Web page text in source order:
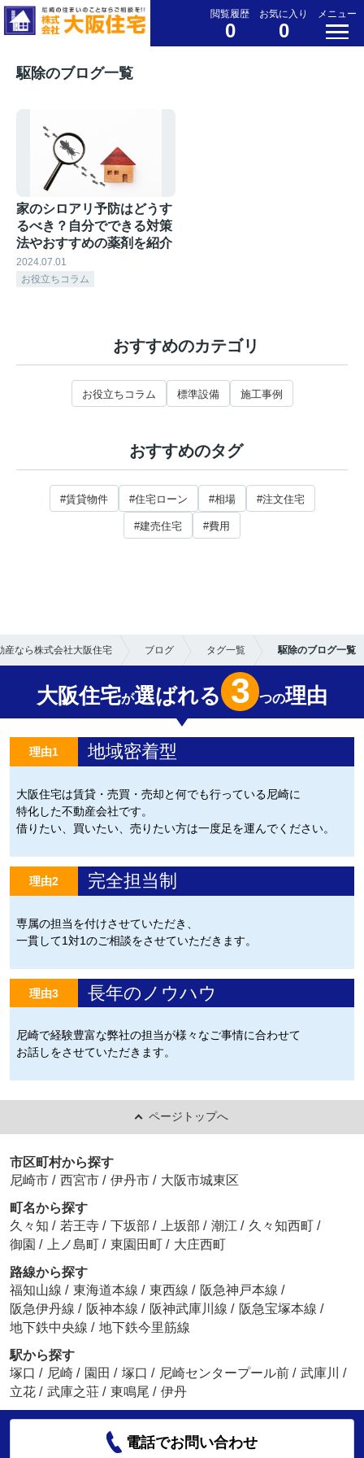
閲覧履歴
0
お気に入り
0
メニュー
駆除のブログ一覧
家のシロアリ予防はどうす
るべき？自分でできる対策
法やおすすめの薬剤を紹介
2024.07.01
お役立ちコラム
おすすめのカテゴリ
お役立ちコラム 標準設備 施工事例
おすすめのタグ
#賃貸物件 #住宅ローン #相場 #注文住宅
#建売住宅 #費用
産なら株式会社大阪住宅 ブログ タグ一覧 駆除のブログ一覧
大阪住宅が選ばれる 3 つの理由
理由1 地域密着型
大阪住宅は賃貸・売買・売却と何でも行っている尼崎に
特化した不動産会社です。
借りたい、買いたい、売りたい方は一度足を運んでください。
理由2 完全担当制
専属の担当を付けさせていただき、
一貫して1対1のご相談をさせていただきます。
理由3 長年のノウハウ
尼崎で経験豊富な弊社の担当が様々なご事情に合わせて
お話しをさせていただきます。
ページトップへ
市区町村から探す
尼崎市 / 西宮市 / 伊丹市 / 大阪市城東区
町名から探す
久々知 / 若王寺 / 下坂部 / 上坂部 / 潮江 / 久々知西町 /
御園 / 上ノ島町 / 東園田町 / 大庄西町
路線から探す
福知山線 / 東海道本線 / 東西線 / 阪急神戸本線 /
阪急伊丹線 / 阪神本線 / 阪神武庫川線 / 阪急宝塚本線 /
地下鉄中央線 / 地下鉄今里筋線
駅から探す
塚口 / 尼崎 / 園田 / 塚口 / 尼崎センタープール前 / 武庫川
/
立花 / 武庫之荘 / 東鳴尾 / 伊丹
電話でお問い合わせ